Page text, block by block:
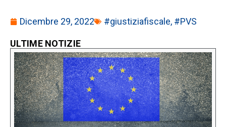
Dicembre 29, 2022 #giustiziafiscale, #PVS
ULTIME NOTIZIE